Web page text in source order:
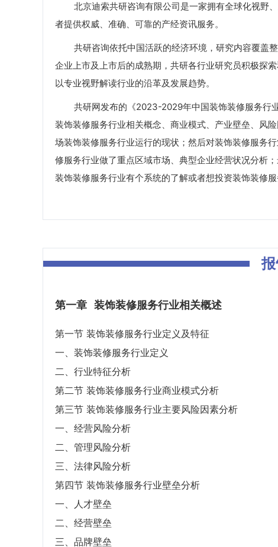
北京迪索共研咨询有限公司是一家拥有全球化视野、
者提供权威、准确、可靠的产经资讯服务。
共研咨询依托中国活跃的经济环境，研究内容覆盖整
企业上市及上市后的成熟期，共研各行业研究员积极探
以专业视野解读行业的沿革及发展趋势。
共研网发布的《2023-2029年中国装饰装修服务行业
装饰装修服务行业相关概念、商业模式、产业壁垒、风
场装饰装修服务行业运行的现状；然后对装饰装修服务
修服务行业做了重点区域市场、典型企业经营状况分析
装饰装修服务行业有个系统的了解或者想投资装饰装修
第一章 装饰装修服务行业相关概述
第一节 装饰装修服务行业定义及特征
一、装饰装修服务行业定义
二、行业特征分析
第二节 装饰装修服务行业商业模式分析
第三节 装饰装修服务行业主要风险因素分析
一、经营风险分析
二、管理风险分析
三、法律风险分析
第四节 装饰装修服务行业壁垒分析
一、人才壁垒
二、经营壁垒
三、品牌壁垒